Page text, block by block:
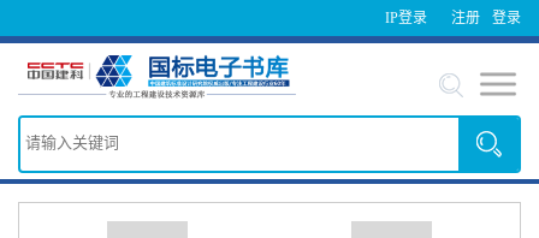
IP登录 登录
注册